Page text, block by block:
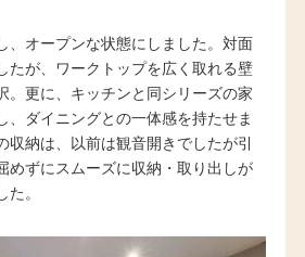
、オープンな状態にしました。対面
たが、ワークトップを広く取れる壁
。更に、キッチンと同シリーズの家
、ダイニングとの一体感を持たせま
収納は、以前は観音開きでしたが引
めずにスムーズに収納・取り出しが
た。